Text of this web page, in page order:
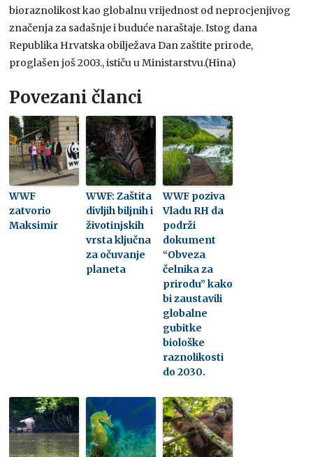
bioraznolikost kao globalnu vrijednost od neprocjenjivog
značenja za sadašnje i buduće naraštaje. Istog dana
Republika Hrvatska obilježava Dan zaštite prirode,
proglašen još 2003., ističu u Ministarstvu.(Hina)
Povezani članci
WWF
zatvorio
Maksimir
WWF: Zaštita
divljih biljnih i
životinjskih
vrsta ključna
za očuvanje
planeta
WWF poziva
Vladu RH da
podrži
dokument
“Obveza
čelnika za
prirodu” kako
bi zaustavili
globalne
gubitke
biološke
raznolikosti
do 2030.